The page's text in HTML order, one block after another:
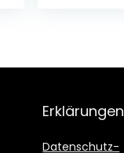
Erklärungen
Datenschutz-